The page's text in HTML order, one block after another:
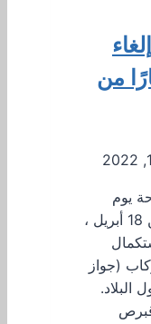
من
يوم
الخميس ، أنه اعتبارًا من 18 أبريل ،
(جواز
البلاد.